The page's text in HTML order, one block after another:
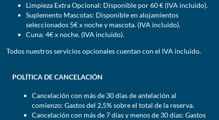
Limpieza Extra Opcional: Disponible por 60 € (IVA incluido).
Suplemento Mascotas: Disponible en alojamientos
seleccionados 5€ x noche y mascota. (IVA incluido).
Cuna: 4€ x noche. (IVA incluido).
Todos nuestros servicios opcionales cuentan con el IVA incluido.
POLÍTICA DE CANCELACIÓN
Cancelación con más de 30 días de antelación al
comienzo: Gastos del 2,5% sobre el total de la reserva.
Cancelación con más de 7 días y menos de 30 días: Gastos